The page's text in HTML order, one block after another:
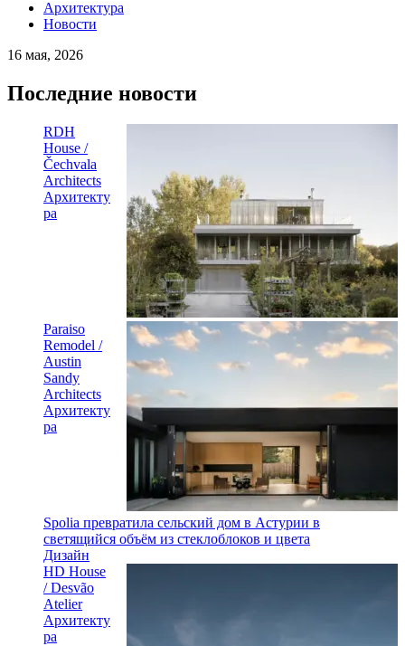
Архитектура
Новости
16 мая, 2026
Последние новости
RDH
House /
Čechvala
Architects
Архитекту
ра
Paraiso
Remodel /
Austin
Sandy
Architects
Архитекту
ра
Spolia превратила сельский дом в Астурии в
светящийся объём из стеклоблоков и цвета
Дизайн
HD House
/ Desvão
Atelier
Архитекту
ра